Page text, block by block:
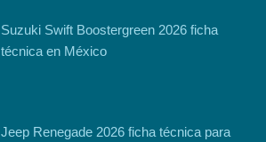
Suzuki Swift Boostergreen 2026 ficha
técnica en México
Jeep Renegade 2026 ficha técnica para